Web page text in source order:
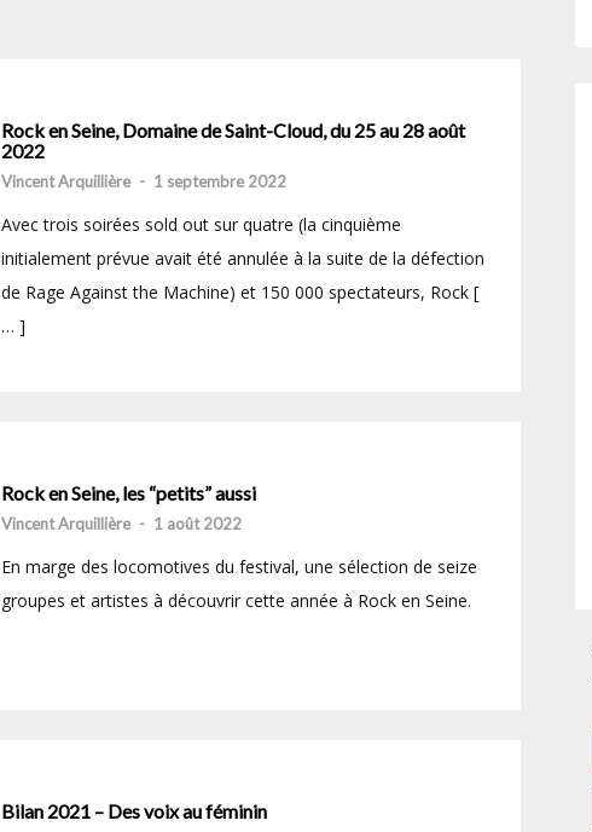
Rock en Seine, Domaine de Saint-Cloud, du 25 au 28 août
2022
Vincent Arquillière - 1 septembre 2022
Avec trois soirées sold out sur quatre (la cinquième
initialement prévue avait été annulée à la suite de la défection
de Rage Against the Machine) et 150 000 spectateurs, Rock [
… ]
Rock en Seine, les “petits” aussi
Vincent Arquillière - 1 août 2022
En marge des locomotives du festival, une sélection de seize
groupes et artistes à découvrir cette année à Rock en Seine.
Bilan 2021 – Des voix au féminin